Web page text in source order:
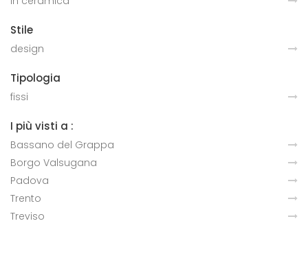
Stile
design
Tipologia
fissi
I più visti a :
Bassano del Grappa
Borgo Valsugana
Padova
Trento
Treviso